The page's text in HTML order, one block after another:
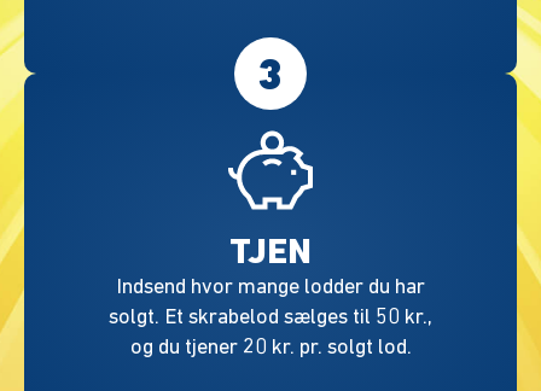
3
TJEN
Indsend hvor mange lodder du har
solgt. Et skrabelod sælges til 50 kr.,
og du tjener 20 kr. pr. solgt lod.